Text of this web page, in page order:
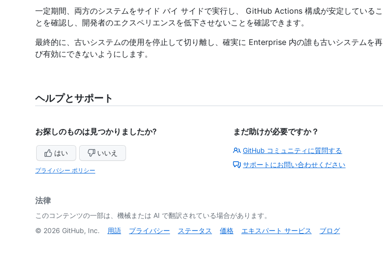
一定期間、両方のシステムをサイド バイ サイドで実行し、 GitHub Actions 構成が安定しているこ
とを確認し、開発者のエクスペリエンスを低下させないことを確認できます。
最終的に、古いシステムの使用を停止して切り離し、確実に Enterprise 内の誰も古いシステムを再
び有効にできないようにします。
ヘルプとサポート
お探しのものは見つかりましたか?
はい いいえ
プライバシー ポリシー
まだ助けが必要ですか？
GitHub コミュニティに質問する
サポートにお問い合わせください
法律
このコンテンツの一部は、機械または AI で翻訳されている場合があります。
© 2026 GitHub, Inc. 用語 プライバシー ステータス 価格 エキスパート サービス ブログ